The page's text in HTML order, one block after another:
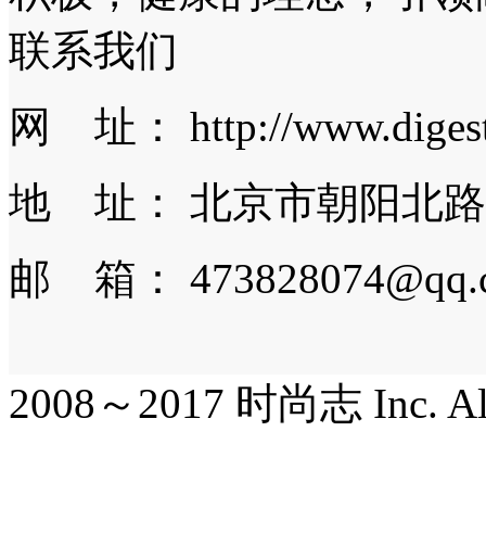
联系我们
网 址： http://
地 址： 北京市朝阳北
邮 箱：
2008～2017 时尚志 Inc.